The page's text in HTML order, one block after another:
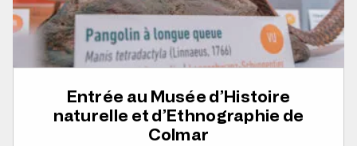
Entrée au Musée d’Histoire
naturelle et d’Ethnographie de
Colmar